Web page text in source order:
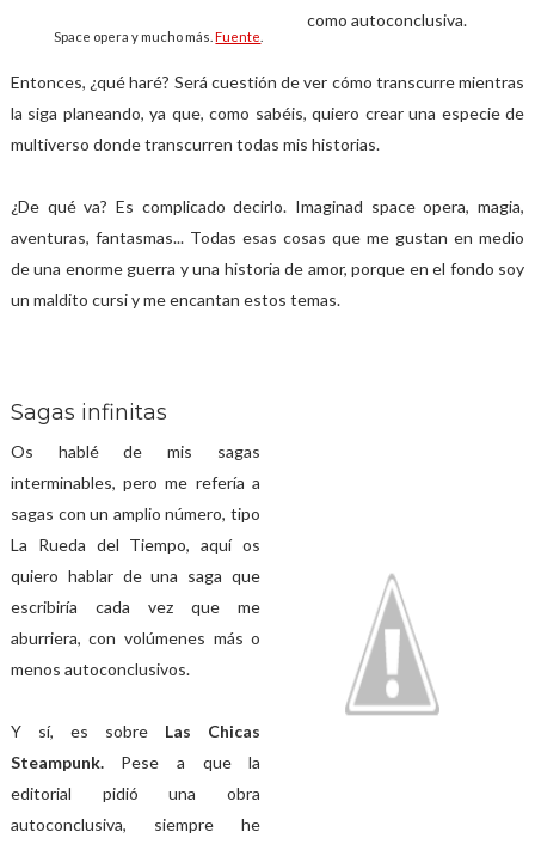
Space opera y mucho más.Fuente
como autoconclusiva.
Entonces, ¿qué haré? Será cuestión de ver cómo transcurre mientras
la siga planeando, ya que, como sabéis, quiero crear una especie de
multiverso donde transcurren todas mis historias.
¿De qué va? Es complicado decirlo. Imaginad space opera, magia,
aventuras, fantasmas... Todas esas cosas que me gustan en medio
de una enorme guerra y una historia de amor, porque en el fondo soy
un maldito cursi y me encantan estos temas.
Sagas infinitas
Os hablé de mis sagas
interminables, pero me refería a
sagas con un amplio número, tipo
La Rueda del Tiempo, aquí os
quiero hablar de una saga que
escribiría cada vez que me
aburriera, con volúmenes más o
menos autoconclusivos.
Y sí, es sobre Las Chicas
Steampunk. Pese a que la
editorial pidió una obra
autoconclusiva, siempre he